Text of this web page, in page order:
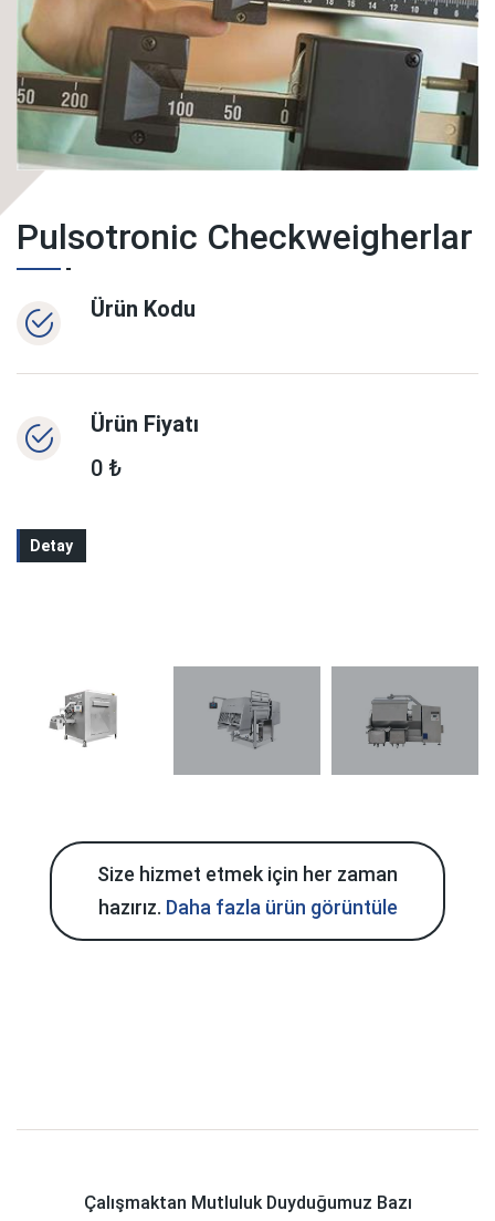
Pulsotronic Checkweigherlar
Ürün Kodu
Ürün Fiyatı
0 ₺
Detay
Size hizmet etmek için her zaman
hazırız. Daha fazla ürün görüntüle
Çalışmaktan Mutluluk Duyduğumuz Bazı